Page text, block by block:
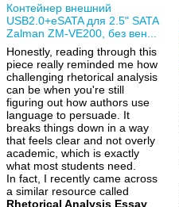
Контейнер внешний
USB2.0+eSATA для 2.5" SATA
Zalman ZM-VE200, без вен...
Honestly, reading through this
piece really reminded me how
challenging rhetorical analysis
can be when you're still
figuring out how authors use
language to persuade. It
breaks things down in a way
that feels clear and not overly
academic, which is exactly
what most students need.
In fact, I recently came across
a similar resource called
Rhetorical Analysis Essay